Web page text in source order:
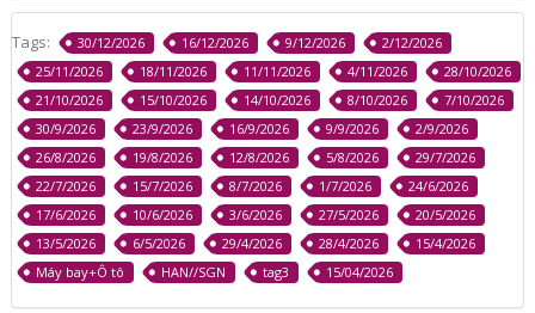
Tags: 30/12/2026 16/12/2026 9/12/2026
2/12/2026
25/11/2026
18/11/2026 11/11/2026 4/11/2026
28/10/2026
21/10/2026
15/10/2026 14/10/2026 8/10/2026
7/10/2026
30/9/2026
23/9/2026 16/9/2026 9/9/2026
2/9/2026
26/8/2026
19/8/2026 12/8/2026 5/8/2026
29/7/2026
22/7/2026
15/7/2026 8/7/2026 1/7/2026
24/6/2026
17/6/2026
10/6/2026 3/6/2026 27/5/2026
20/5/2026
13/5/2026
6/5/2026 29/4/2026 28/4/2026
15/4/2026
Máy bay+Ô tô
HAN//SGN tag3 15/04/2026